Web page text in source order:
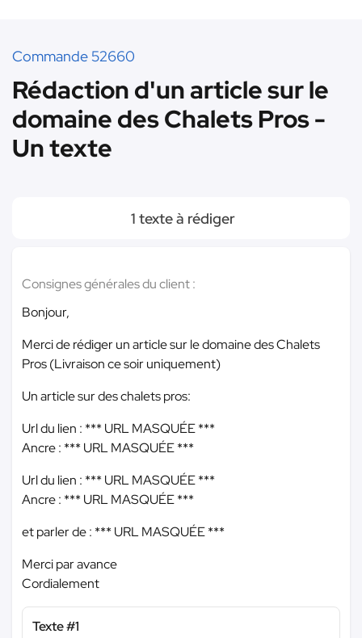
Commande 52660
Rédaction d'un article sur le
domaine des Chalets Pros -
Un texte
1 texte à rédiger
Consignes générales du client :
Bonjour,
Merci de rédiger un article sur le domaine des Chalets
Pros (Livraison ce soir uniquement)
Un article sur des chalets pros:
Url du lien : *** URL MASQUÉE ***
Ancre : *** URL MASQUÉE ***
Url du lien : *** URL MASQUÉE ***
Ancre : *** URL MASQUÉE ***
et parler de : *** URL MASQUÉE ***
Merci par avance
Cordialement
Texte #1